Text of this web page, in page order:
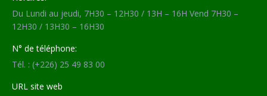
Du Lundi au jeudi, 7H30 – 12H30 / 13H – 16H Vend 7H30 –
12H30 / 13H30 – 16H30
N° de téléphone:
Tél. : (+226) 25 49 83 00
URL site web